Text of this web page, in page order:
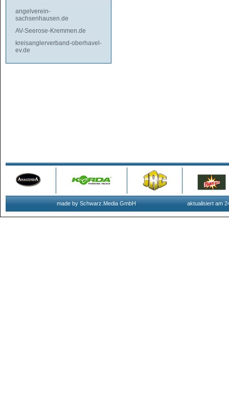
angelverein-
sachsenhausen.de
AV-Seerose-Kremmen.de
kreisanglerverband-oberhavel-
ev.de
made by Schwarz.Media GmbH aktualisiert am